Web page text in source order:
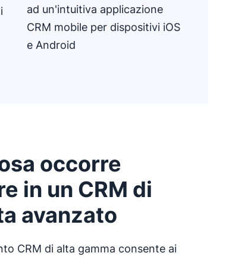
ad un'intuitiva applicazione
CRM mobile per dispositivi iOS
e Android
occorre
in un CRM di
avanzato
CRM di alta gamma consente ai